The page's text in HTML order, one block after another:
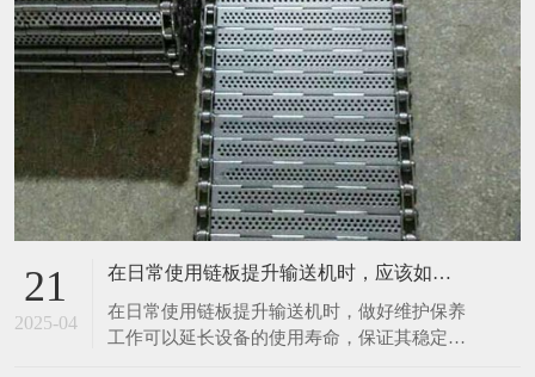
21
2025-04
在日常使用链板提升输送机时，应该如何进行维护保养呢
在日常使用链板提升输送机时，做好维护保养
工作可以延长设备的使用寿命，保证其稳定、